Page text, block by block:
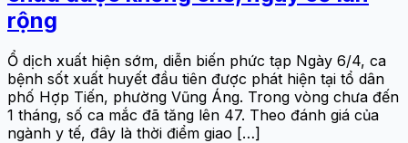
rộng
Ổ dịch xuất hiện sớm, diễn biến phức tạp Ngày 6/4, ca
bệnh sốt xuất huyết đầu tiên được phát hiện tại tổ dân
phố Hợp Tiến, phường Vũng Áng. Trong vòng chưa đến
1 tháng, số ca mắc đã tăng lên 47. Theo đánh giá của
ngành y tế, đây là thời điểm giao […]